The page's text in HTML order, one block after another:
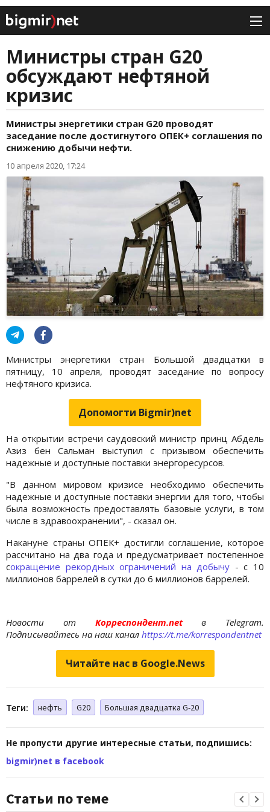
Министры стран G20
обсуждают нефтяной
кризис
Министры энергетики стран G20 проводят
заседание после достигнутого ОПЕК+ соглашения по
снижению добычи нефти.
10 апреля 2020, 17:24
Министры энергетики стран Большой двадцатки в
пятницу, 10 апреля, проводят заседание по вопросу
нефтяного кризиса.
Допомогти Bigmir)net
На открытии встречи саудовский министр принц Абдель
Азиз бен Сальман выступил с призывом обеспечить
надежные и доступные поставки энергоресурсов.
"В данном мировом кризисе необходимо обеспечить
надежные и доступные поставки энергии для того, чтобы
была возможность предоставлять базовые услуги, в том
числе в здравоохранении", - сказал он.
Накануне страны ОПЕК+ достигли соглашение, которое
рассчитано на два года и предусматривает постепенное
сокращение рекордных ограничений на добычу - с 10
миллионов баррелей в сутки до 6 миллионов баррелей.
Новости отКорреспондент.netв Telegram.
Подписывайтесь на наш канал https://t.me/korrespondentnet
Читайте нас в Google.News
Теги: нефть G20 Большая двадцатка G-20
Не пропусти другие интересные статьи, подпишись:
bigmir)net в facebook
Статьи по теме